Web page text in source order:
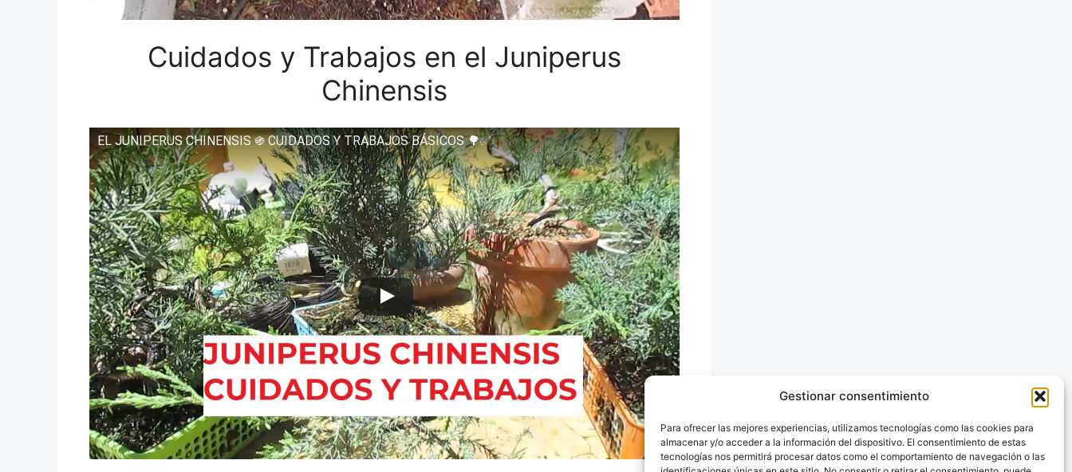
Gestionar consentimiento
Para ofrecer las mejores experiencias, utilizamos tecnologías como las cookies para
almacenar y/o acceder a la información del dispositivo. El consentimiento de estas
tecnologías nos permitirá procesar datos como el comportamiento de navegación o las
Cuidados y Trabajos en el Juniperus
Chinensis
EL JUNIPERUS CHINENSIS ֍ CUIDADOS Y TRABAJOS BÁSICOS 🌳✅